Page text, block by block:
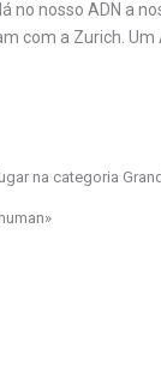
no nosso ADN a
com a Zurich.
na categoria